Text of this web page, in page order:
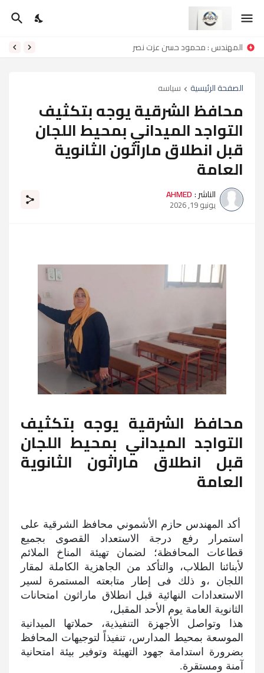
المهندس : محمود حسن عزت نصر
الصفحة الرئيسية سياسه
محافظ الشرقية يوجه بتكثيف
التواجد الميداني بمحيط اللجان
قبل انطلاق ماراثون الثانوية
العامة
الناشر :AHMED
يونيو 19, 2026
​محافظ الشرقية يوجه بتكثيف
التواجد الميداني بمحيط اللجان
قبل انطلاق ماراثون الثانوية
العامة
أكد المهندس حازم الأشموني محافظ الشرقية على
استمرار رفع درجة الاستعداد القصوى بجميع
قطاعات المحافظة؛ لضمان تهيئة المناخ الملائم
لأبنائنا الطلاب، والتأكد من الجاهزية الكاملة لمقار
اللجان ،و ذلك فى إطار متابعته المستمرة لسير
الاستعدادات النهائية قبل انطلاق ماراثون امتحانات
الثانوية العامة يوم الأحد المقبل،
​هذا وتواصل الأجهزة التنفيذية، حملاتها الميدانية
الموسعة بمحيط المدارس، تنفيذاً لتوجيهات المحافظ
بضرورة استدامة جهود التهيئة وتوفير بيئة امتحانية
آمنة ومستقرة.